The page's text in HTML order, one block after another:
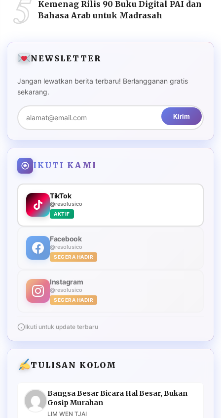
Kemenag Rilis 90 Buku Digital PAI dan
Bahasa Arab untuk Madrasah
NEWSLETTER
Jangan lewatkan berita terbaru! Berlangganan gratis
sekarang.
Kirim
IKUTI KAMI
TikTok
@resolusico
AKTIF
Facebook
@resolusico
SEGERA HADIR
Instagram
@resolusico
SEGERA HADIR
Ikuti untuk update terbaru
TULISAN KOLOM
Bangsa Besar Bicara Hal Besar, Bukan
Gosip Murahan
LIM WEN TJAI